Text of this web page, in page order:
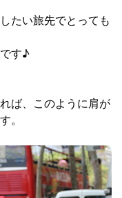
たい旅先でとっても
す♪
ば、このように肩が
。